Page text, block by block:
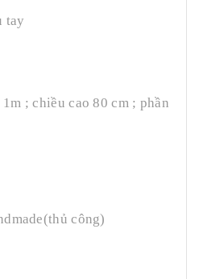
tay
; chiều cao 80 cm ; phần
công)